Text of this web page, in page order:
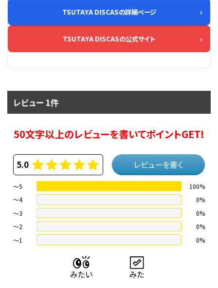
TSUTAYA DISCASの詳細ページ
TSUTAYA DISCASの公式サイト
レビュー 1件
50文字以上のレビューを書いてポイントGET!
5.0 レビューを書く
～5
100%
～4
0%
〜3
0%
〜2
0%
〜1
0%